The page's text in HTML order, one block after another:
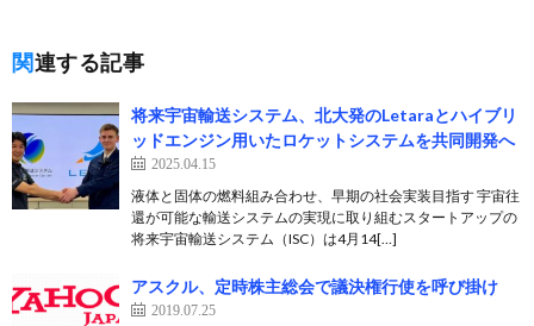
関連する記事
将来宇宙輸送システム、北大発のLetaraとハイブリ
ッドエンジン用いたロケットシステムを共同開発へ
2025.04.15
液体と固体の燃料組み合わせ、早期の社会実装目指す 宇宙往
還が可能な輸送システムの実現に取り組むスタートアップの
将来宇宙輸送システム（ISC）は4月14[…]
アスクル、定時株主総会で議決権行使を呼び掛け
2019.07.25